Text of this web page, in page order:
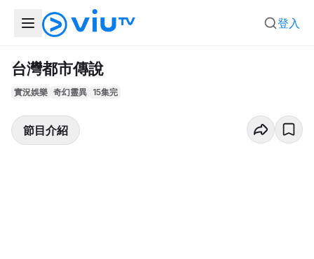
登入
台灣都市傳說
實況娛樂 奇幻靈異 15集完
節目介紹